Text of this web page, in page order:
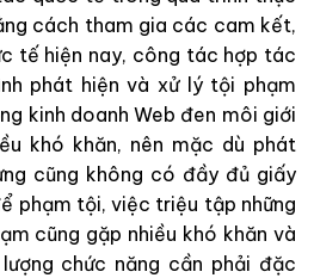
cách tham gia các cam kết,
tế hiện nay, công tác hợp tác
phát hiện và xử lý tội phạm
kinh doanh Web đen môi giới
khó khăn, nên mặc dù phát
cũng không có đầy đủ giấy
phạm tội, việc triệu tập những
cũng gặp nhiều khó khăn và
chức năng cần phải đặc